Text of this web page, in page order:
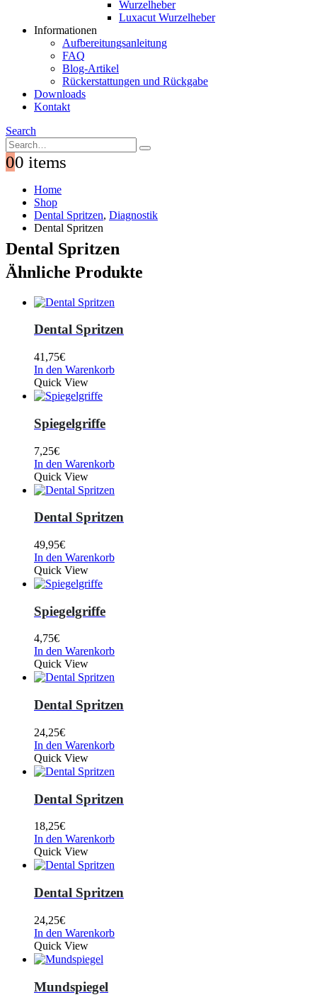
Wurzelheber
Luxacut Wurzelheber
Informationen
Aufbereitungsanleitung
FAQ
Blog-Artikel
Rückerstattungen und Rückgabe
Downloads
Kontakt
Search
00 items
Home
Shop
Dental Spritzen, Diagnostik
Dental Spritzen
Dental Spritzen
Ähnliche Produkte
Dental Spritzen
41,75€
In den Warenkorb
Quick View
Spiegelgriffe
7,25€
In den Warenkorb
Quick View
Dental Spritzen
49,95€
In den Warenkorb
Quick View
Spiegelgriffe
4,75€
In den Warenkorb
Quick View
Dental Spritzen
24,25€
In den Warenkorb
Quick View
Dental Spritzen
18,25€
In den Warenkorb
Quick View
Dental Spritzen
24,25€
In den Warenkorb
Quick View
Mundspiegel